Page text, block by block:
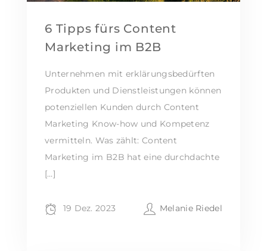
6 Tipps fürs Content
Marketing im B2B
Unternehmen mit erklärungsbedürften
Produkten und Dienstleistungen können
potenziellen Kunden durch Content
Marketing Know-how und Kompetenz
vermitteln. Was zählt: Content
Marketing im B2B hat eine durchdachte
[…]
19 Dez. 2023 Melanie Riedel